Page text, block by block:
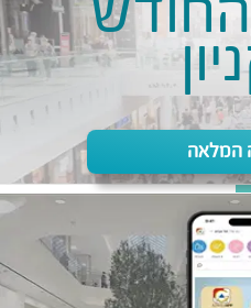
המלאה